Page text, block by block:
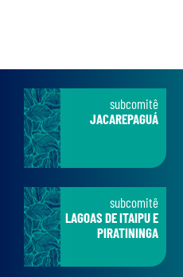
subcomitê
JACAREPAGUÁ
subcomitê
LAGOAS DE ITAIPU E
PIRATININGA